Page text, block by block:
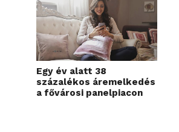
Egy év alatt 38
százalékos áremelkedés
a fővárosi panelpiacon